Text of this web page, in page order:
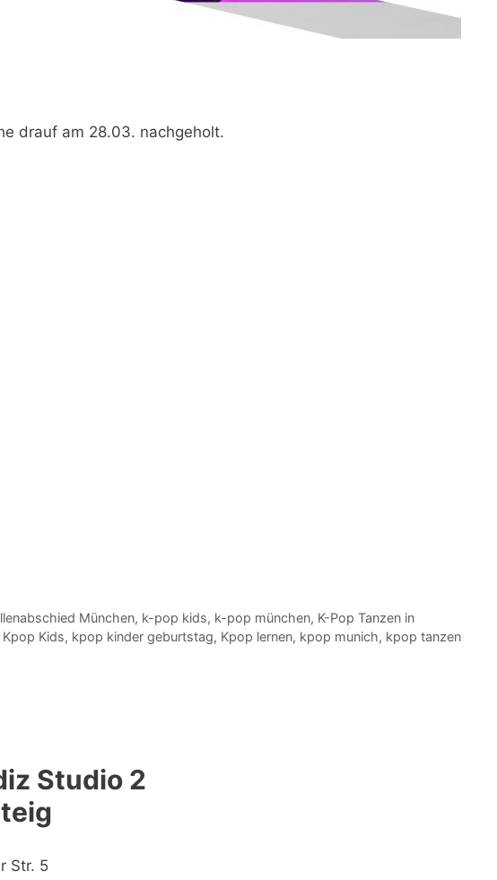
drauf am 28.03. nachgeholt.
München, k-pop kids, k-pop münchen, K-Pop Tanzen in
Kpop Kids, kpop kinder geburtstag, Kpop lernen, kpop munich, kpop tanzen
Studio 2
Str. 5